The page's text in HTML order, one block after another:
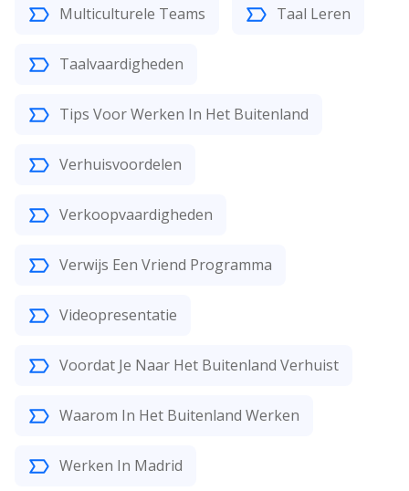
Multiculturele Teams Taal Leren
Taalvaardigheden
Tips Voor Werken In Het Buitenland
Verhuisvoordelen
Verkoopvaardigheden
Verwijs Een Vriend Programma
Videopresentatie
Voordat Je Naar Het Buitenland Verhuist
Waarom In Het Buitenland Werken
Werken In Madrid